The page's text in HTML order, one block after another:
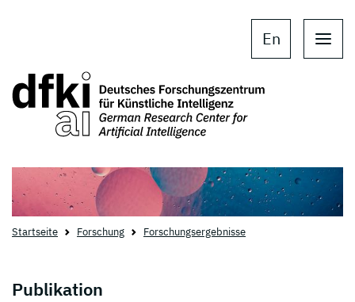
En
Startseite Forschung Forschungsergebnisse
Publikation